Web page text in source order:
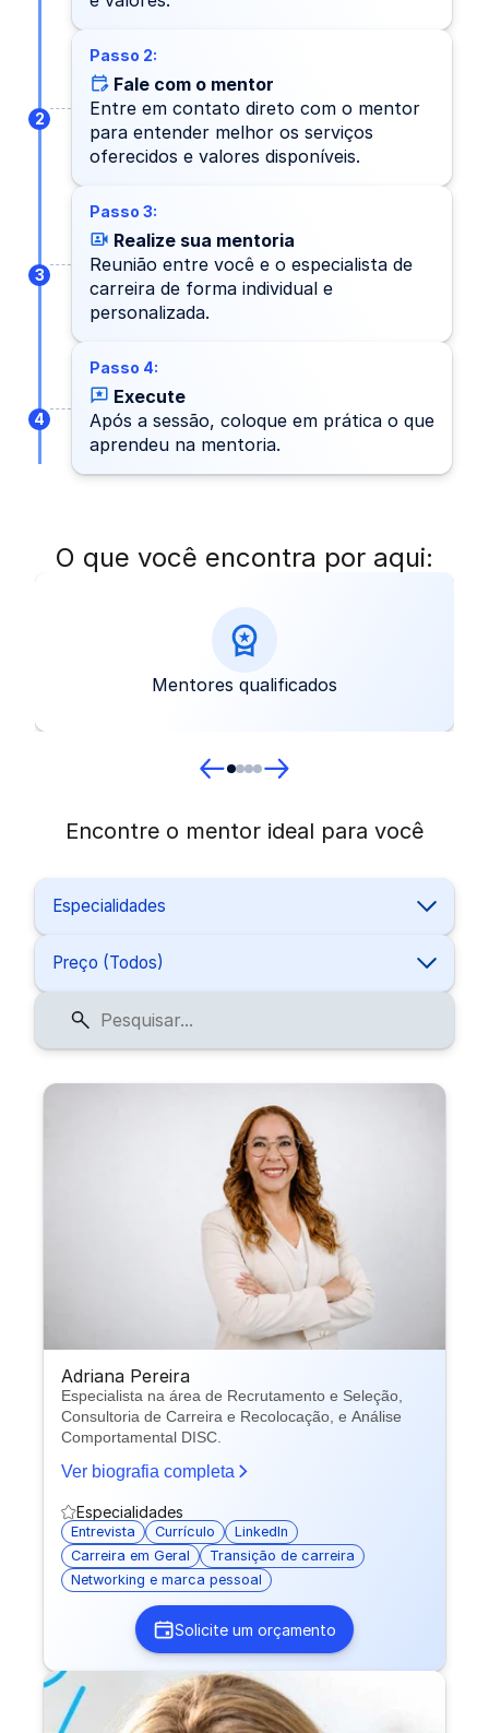
2
Passo 2:
Fale com o mentor
Entre em contato direto com o mentor
para entender melhor os serviços
oferecidos e valores disponíveis.
3
Passo 3:
Realize sua mentoria
Reunião entre você e o especialista de
carreira de forma individual e
personalizada.
4
Passo 4:
Execute
Após a sessão, coloque em prática o que
aprendeu na mentoria.
O que você encontra por aqui:
Mentores qualificados
Encontre o mentor ideal para você
Especialidades
Preço (Todos)
Adriana Pereira
Especialista na área de Recrutamento e Seleção,
Consultoria de Carreira e Recolocação, e Análise
Comportamental DISC.
Ver biografia completa
Especialidades
Entrevista Currículo
LinkedIn
Carreira em Geral
Transição de carreira
Networking e marca pessoal
Solicite um orçamento